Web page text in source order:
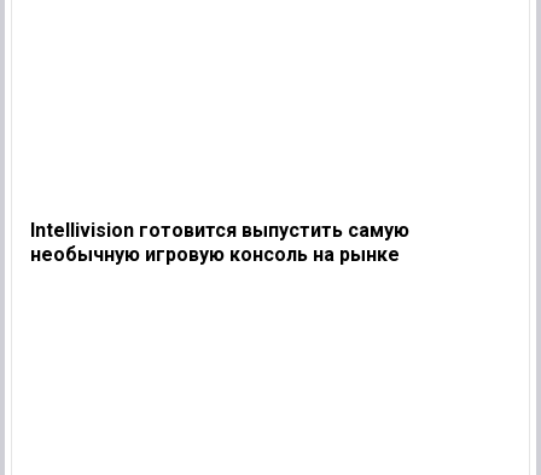
Intellivision готовится выпустить самую
необычную игровую консоль на рынке